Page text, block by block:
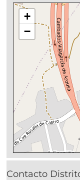
+
−
Contacto